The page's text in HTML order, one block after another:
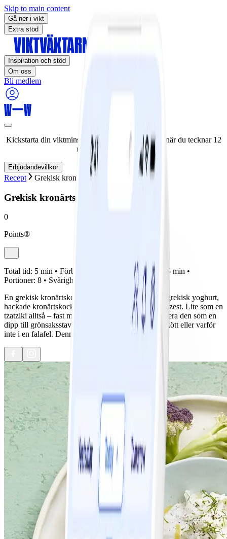
Skip to main content
Gå ner i vikt
Extra stöd
Inspiration och stöd
Om oss
Bli medlem
Kickstarta din viktminskningsresa nu! Spara 50% när du tecknar 12
månaders medlemskap.
Erbjudandevillkor
Recept Grekisk kronärtskockssås
Grekisk kronärtskockssås
0
Points®
Total tid: 5 min • Förberedelse: Tillagning:
5 min •
Portioner: 8 • Svårighetsgrad:
En grekisk kronärtskockssås baserad på en krämig grekisk yoghurt,
hackade kronärtskockshjärtan, vitlök, dill och citronzest. Lite som en
tzatziki alltså – fast med kronärtskocka istället. Servera den som en
dipp till grönsaksstavar eller chips, till en bit grillat kött eller varför
inte i en falafel. Denna sås är god till det mesta!